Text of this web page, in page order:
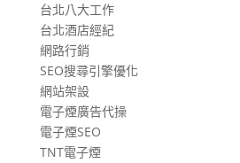
台北八大工作
台北酒店經紀
網路行銷
SEO搜尋引擎優化
網站架設
電子煙廣告代操
電子煙SEO
TNT電子煙